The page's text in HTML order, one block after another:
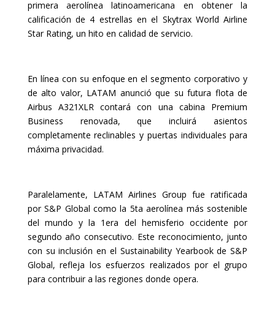
primera aerolínea latinoamericana en obtener la
calificación de 4 estrellas en el Skytrax World Airline
Star Rating, un hito en calidad de servicio.
En línea con su enfoque en el segmento corporativo y
de alto valor, LATAM anunció que su futura flota de
Airbus A321XLR contará con una cabina Premium
Business renovada, que incluirá asientos
completamente reclinables y puertas individuales para
máxima privacidad.
Paralelamente, LATAM Airlines Group fue ratificada
por S&P Global como la 5ta aerolínea más sostenible
del mundo y la 1era del hemisferio occidente por
segundo año consecutivo. Este reconocimiento, junto
con su inclusión en el Sustainability Yearbook de S&P
Global, refleja los esfuerzos realizados por el grupo
para contribuir a las regiones donde opera.